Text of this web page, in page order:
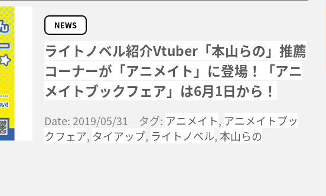
NEWS
ライトノベル紹介Vtuber「本山らの」推薦
コーナーが「アニメイト」に登場！「アニ
メイトブックフェア」は6月1日から！
Date: 2019/05/31 タグ: アニメイト, アニメイトブッ
クフェア, タイアップ, ライトノベル,本山らの